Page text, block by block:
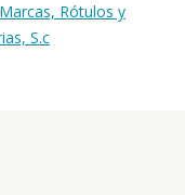
Rótulos y
S.c